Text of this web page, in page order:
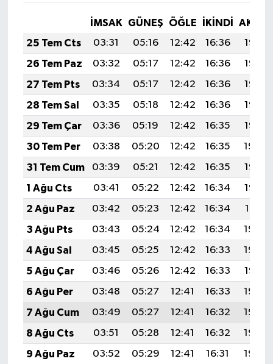
İMSAK GÜNEŞ ÖĞLE İKINDI
25 Tem Cts
03:31 05:16 12:42 16:36
19:58
26 Tem Paz
03:32 05:17 12:42 16:36
19:58
27 Tem Pts
03:34 05:17 12:42 16:36
19:57
28 Tem Sal
03:35 05:18 12:42 16:36
19:56
29 Tem Çar
03:36 05:19 12:42 16:35
19:55
30 Tem Per
03:38 05:20 12:42 16:35
19:54
31 Tem Cum
03:39 05:21 12:42 16:35
19:53
1 Ağu Cts
03:41 05:22 12:42 16:34
19:52
2 Ağu Paz
03:42 05:23 12:42 16:34
19:51
3 Ağu Pts
03:43 05:24 12:42 16:34
19:50
4 Ağu Sal
03:45 05:25 12:42 16:33
19:49
5 Ağu Çar
03:46 05:26 12:42 16:33
19:47
6 Ağu Per
03:48 05:27 12:41 16:33
19:46
7 Ağu Cum
03:49 05:27 12:41 16:32
19:45
8 Ağu Cts
03:51 05:28 12:41 16:32
19:44
9 Ağu Paz
03:52 05:29 12:41 16:31
19:43